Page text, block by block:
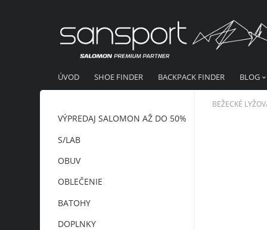
ÚVOD SHOE FINDER BACKPACK FINDER BLOG
VÝPREDAJ SALOMON AŽ DO 50%
S/LAB
OBUV
OBLEČENIE
BATOHY
DOPLNKY
BEŽECKÉ